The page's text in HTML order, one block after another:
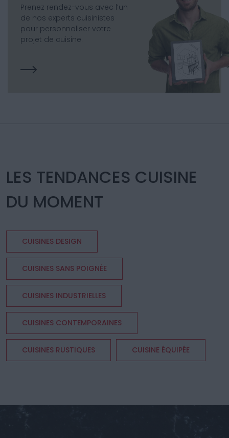
Prenez rendez-vous avec l’un
de nos experts cuisinistes
pour personnaliser votre
projet de cuisine.
LES TENDANCES CUISINE
DU MOMENT
CUISINES DESIGN
CUISINES SANS POIGNÉE
CUISINES INDUSTRIELLES
CUISINES CONTEMPORAINES
CUISINES RUSTIQUES CUISINE ÉQUIPÉE